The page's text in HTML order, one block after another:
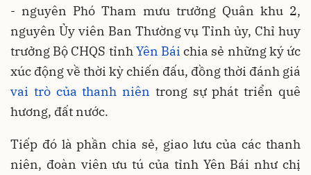
- nguyên Phó Tham mưu trưởng Quân khu 2,
nguyên Ủy viên Ban Thường vụ Tỉnh ủy, Chỉ huy
trưởng Bộ CHQS tỉnhYên Bái chia sẻ những ký ức
xúc động về thời kỳ chiến đấu, đồng thời đánh giá
vai trò của thanh niên trong sự phát triển quê
hương, đất nước.
Tiếp đó là phần chia sẻ, giao lưu của các thanh
niên, đoàn viên ưu tú của tỉnh Yên Bái như chị